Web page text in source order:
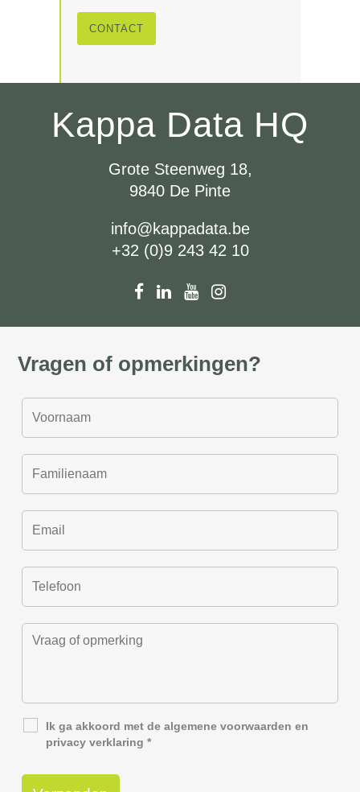
CONTACT
Kappa Data HQ
Grote Steenweg 18,
9840 De Pinte
info@kappadata.be
+32 (0)9 243 42 10
Vragen of opmerkingen?
Ik ga akkoord met dealgemene voorwaarden en
privacy verklaring *